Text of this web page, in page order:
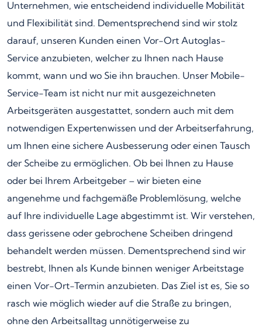
Unternehmen, wie entscheidend individuelle Mobilität
und Flexibilität sind. Dementsprechend sind wir stolz
darauf, unseren Kunden einen Vor-Ort Autoglas-
Service anzubieten, welcher zu Ihnen nach Hause
kommt, wann und wo Sie ihn brauchen. Unser Mobile-
Service-Team ist nicht nur mit ausgezeichneten
Arbeitsgeräten ausgestattet, sondern auch mit dem
notwendigen Expertenwissen und der Arbeitserfahrung,
um Ihnen eine sichere Ausbesserung oder einen Tausch
der Scheibe zu ermöglichen. Ob bei Ihnen zu Hause
oder bei Ihrem Arbeitgeber – wir bieten eine
angenehme und fachgemäße Problemlösung, welche
auf Ihre individuelle Lage abgestimmt ist. Wir verstehen,
dass gerissene oder gebrochene Scheiben dringend
behandelt werden müssen. Dementsprechend sind wir
bestrebt, Ihnen als Kunde binnen weniger Arbeitstage
einen Vor-Ort-Termin anzubieten. Das Ziel ist es, Sie so
rasch wie möglich wieder auf die Straße zu bringen,
ohne den Arbeitsalltag unnötigerweise zu